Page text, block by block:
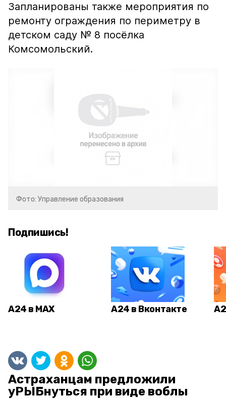
Запланированы также мероприятия по
ремонту ограждения по периметру в
детском саду № 8 посёлка
Комсомольский.
Фото: Управление образования
Подпишись!
А24 в MAX А24 в Вконтакте
Астраханцам предложили
уРЫБнуться при виде воблы